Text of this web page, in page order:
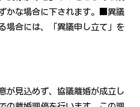
かな場合に下されます。■異議
場合には、「異議申し立て」を
が見込めず、協議離婚が成立し